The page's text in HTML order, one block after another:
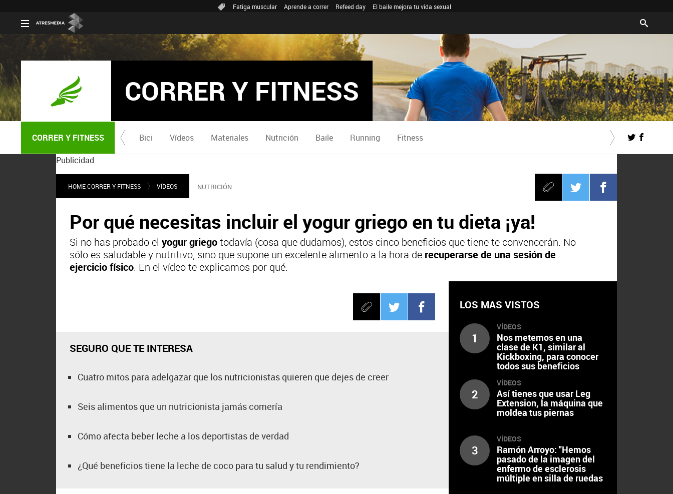
Fatiga muscular Aprende a correr Refeed day El baile mejora tu vida sexual
CORRER Y FITNESS
CORRER Y FITNESS Bici Vídeos Materiales Nutrición Baile Running Fitness
Publicidad
HOME CORRER Y FITNESS VÍDEOS NUTRICIÓN
Por qué necesitas incluir el yogur griego en tu dieta ¡ya!
Si no has probado elyogur griegotodavía (cosa que dudamos), estos cinco beneficios que tiene te convencerán. No
sólo es saludable y nutritivo, sino que supone un excelente alimento a la hora de recuperarse de una sesión de
ejercicio físico. En el vídeo te explicamos por qué.
SEGURO QUE TE INTERESA
Cuatro mitos para adelgazar que los nutricionistas quieren que dejes de creer
Seis alimentos que un nutricionista jamás comería
Cómo afecta beber leche a los deportistas de verdad
¿Qué beneficios tiene la leche de coco para tu salud y tu rendimiento?
LOS MAS VISTOS
1
VÍDEOS
Nos metemos en una
clase de K1, similar al
Kickboxing, para conocer
todos sus beneficios
2
VÍDEOS
Así tienes que usar Leg
Extension, la máquina que
moldea tus piernas
3
VÍDEOS
Ramón Arroyo: "Hemos
pasado de la imagen del
enfermo de esclerosis
múltiple en silla de ruedas
al extremo de hacer